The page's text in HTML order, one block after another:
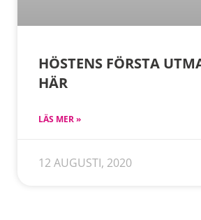
HÖSTENS FÖRSTA
HÄR
LÄS MER »
12 AUGUSTI, 2020